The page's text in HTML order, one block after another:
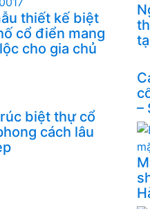
thiết kế biệt
cổ điển mang
cho gia chủ
biệt thự cổ
cách lâu
–